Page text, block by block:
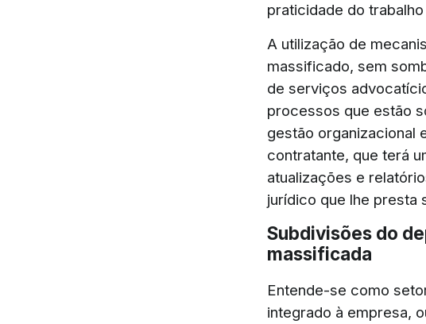
praticidade do
A utilização de
massificado, sem
de serviços
processos que estão
gestão organizacional
contratante, que terá
atualizações e
jurídico que lhe presta
Subdivisões do
massificada
Entende-se como
integrado à empresa,